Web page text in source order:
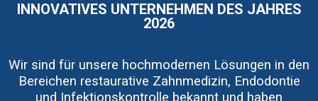
INNOVATIVES UNTERNEHMEN DES JAHRES
2026
Wir sind für unsere hochmodernen Lösungen in den
Bereichen restaurative Zahnmedizin, Endodontie
und Infektionskontrolle bekannt und haben